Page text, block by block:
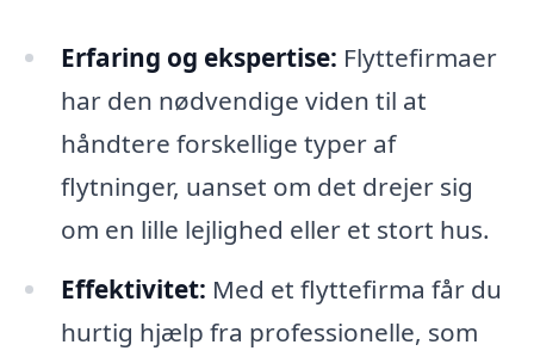
Erfaring og ekspertise: Flyttefirmaer
har den nødvendige viden til at
håndtere forskellige typer af
flytninger, uanset om det drejer sig
om en lille lejlighed eller et stort hus.
Effektivitet: Med et flyttefirma får du
hurtig hjælp fra professionelle, som